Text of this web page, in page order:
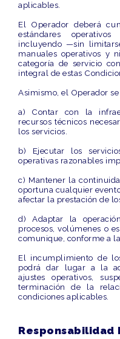
aplicables.
El Operador deberá
estándares operativos
incluyendo —sin
manuales operativos y
categoría de servicio
integral de estas
Asimismo, el Operador
a) Contar con la
recursos técnicos
los servicios.
b) Ejecutar los
operativas razonables
c) Mantener la
oportuna cualquier
afectar la prestación de
d) Adaptar la
procesos, volúmenes o
comunique, conforme a
El incumplimiento de
podrá dar lugar a la
ajustes operativos,
terminación de la
condiciones aplicables.
Responsabilidad